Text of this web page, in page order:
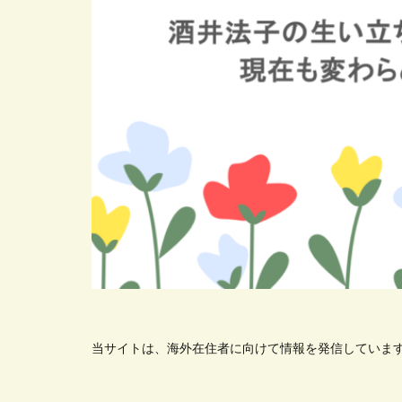
当サイトは、海外在住者に向けて情報を発信していま